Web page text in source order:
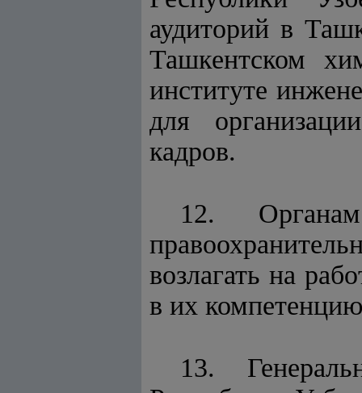
аудиторий в
Ташкентском
институте
для
кадров.
12.
возлагать на
в их
13.